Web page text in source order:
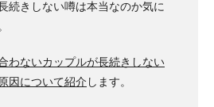
続きしない噂は本当なのか気に
わないカップルが長続きしない
因について紹介 します。